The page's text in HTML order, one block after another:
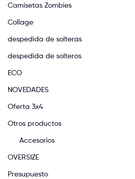
Camisetas Zombies
Collage
despedida de solteras
despedida de solteros
ECO
NOVEDADES
Oferta 3x4
Otros productos
Accesorios
OVERSIZE
Presupuesto